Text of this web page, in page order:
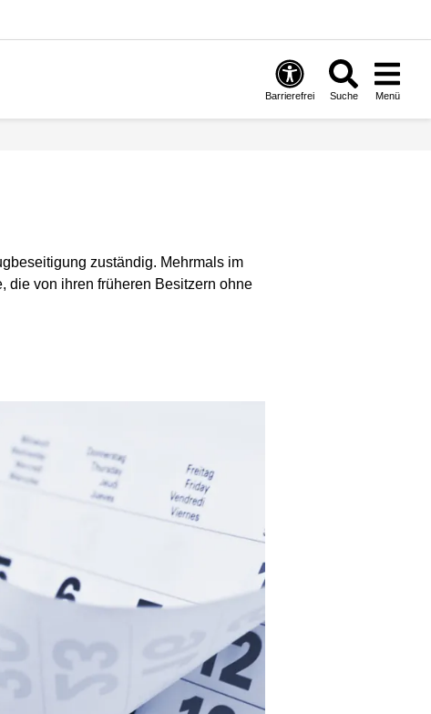
Barrierefrei Suche Menü
zuständig. Mehrmals im
die von ihren früheren Besitzern ohne